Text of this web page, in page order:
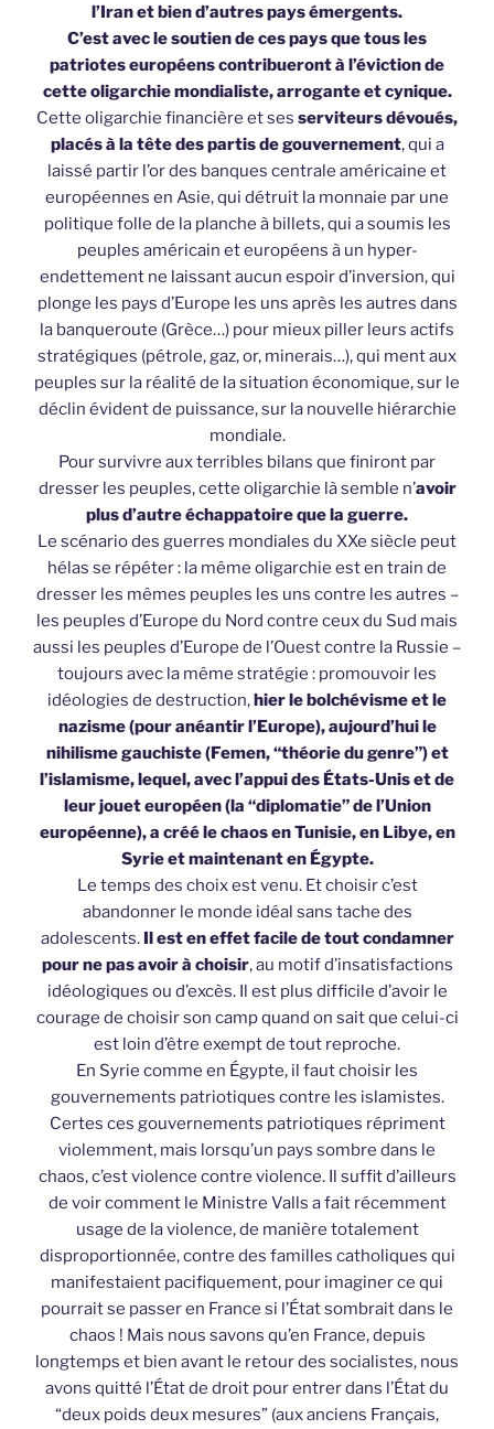
l’Iran et bien d’autres pays émergents.
C’est avec le soutien de ces pays que tous les
patriotes européens contribueront à l’éviction de
cetteoligarchie mondialiste, arrogante et cynique.
Cette oligarchie financière et ses serviteurs dévoués,
placés à la tête des partis de gouvernement, qui a
laissé partir l’or des banques centrale américaine et
européennes en Asie, qui détruit la monnaie par une
politique folle de la planche à billets, qui a soumis les
peuples américain et européens à un hyper-
endettement ne laissant aucun espoir d’inversion, qui
plonge les pays d’Europe les uns après les autres dans
la banqueroute (Grèce…) pour mieux piller leurs actifs
stratégiques (pétrole, gaz, or, minerais…), qui ment aux
peuples sur la réalité de la situation économique, sur le
déclin évident de puissance, sur la nouvelle hiérarchie
mondiale.
Pour survivre aux terribles bilans que finiront par
dresser les peuples, cette oligarchie là semble n’avoir
plus d’autre échappatoire que la guerre.
Le scénario des guerres mondiales du XXe siècle peut
hélas se répéter : la même oligarchie est en train de
dresser les mêmes peuples les uns contre les autres –
les peuples d’Europe du Nord contre ceux du Sud mais
aussi les peuples d’Europe de l’Ouest contre la Russie –
toujours avec la même stratégie : promouvoir les
idéologies de destruction,hier le bolchévisme et le
nazisme (pour anéantir l’Europe), aujourd’hui le
nihilisme gauchiste (Femen, “théorie du genre”) et
l’islamisme, lequel, avec l’appui des États-Unis et de
leur jouet européen (la “diplomatie” de l’Union
européenne), a créé le chaos en Tunisie, en Libye, en
Syrie et maintenant en Égypte.
Le temps des choix est venu. Et choisir c’est
abandonner le monde idéal sans tache des
adolescents. Il est en effet facile de tout condamner
pour ne pas avoir à choisir, au motif d’insatisfactions
idéologiques ou d’excès. Il est plus difficile d’avoir le
courage de choisir son camp quand on sait que celui-ci
est loin d’être exempt de tout reproche.
En Syrie comme en Égypte, il faut choisir les
gouvernements patriotiques contre les islamistes.
Certes ces gouvernements patriotiques répriment
violemment, mais lorsqu’un pays sombre dans le
chaos, c’est violence contre violence. Il suffit d’ailleurs
de voir comment le Ministre Valls a fait récemment
usage de la violence, de manière totalement
disproportionnée, contre des familles catholiques qui
manifestaient pacifiquement, pour imaginer ce qui
pourrait se passer en France si l’État sombrait dans le
chaos ! Mais nous savons qu’en France, depuis
longtemps et bien avant le retour des socialistes, nous
avons quitté l’État de droit pour entrer dans l’État du
“deux poids deux mesures” (aux anciens Français,